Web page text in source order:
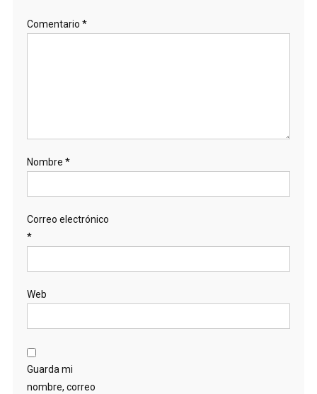
Comentario *
Nombre *
Correo electrónico
*
Web
Guarda mi
nombre, correo